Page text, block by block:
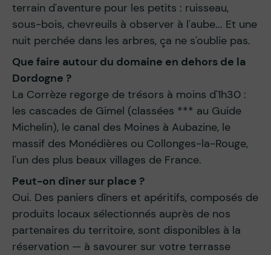
terrain d'aventure pour les petits : ruisseau,
sous-bois, chevreuils à observer à l'aube... Et une
nuit perchée dans les arbres, ça ne s'oublie pas.
Que faire autour du domaine en dehors de la
Dordogne ?
La Corrèze regorge de trésors à moins d'1h30 :
les cascades de Gimel (classées *** au Guide
Michelin), le canal des Moines à Aubazine, le
massif des Monédières ou Collonges-la-Rouge,
l'un des plus beaux villages de France.
Peut-on dîner sur place ?
Oui. Des paniers dîners et apéritifs, composés de
produits locaux sélectionnés auprès de nos
partenaires du territoire, sont disponibles à la
réservation — à savourer sur votre terrasse